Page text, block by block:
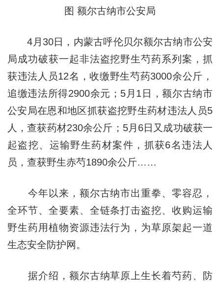
图 额尔古纳市公安局
4月30日，内蒙古呼伦贝尔额尔古纳市公安
局成功破获一起非法盗挖野生芍药系列案，抓
获违法人员12名，收缴野生芍药3000余公斤，
追缴违法所得2900余元；5月1日，额尔古纳市
公安局在恩和地区抓获盗挖野生药材违法人员5
人，查获药材230余公斤；5月6日又成功破获一
起盗挖、运输野生药材案件，抓获6名违法人
员，查获野生赤芍1890余公斤……
今年以来，额尔古纳市出重拳、零容忍，
全环节、全要素、全链条打击盗挖、收购运输
野生药用植物资源违法行为，为草原架起一道
生态安全防护网。
据介绍，额尔古纳草原上生长着芍药、防